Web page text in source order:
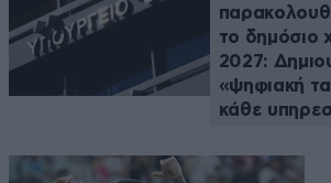
το δημόσιο
2027:
«ψηφιακή
κάθε